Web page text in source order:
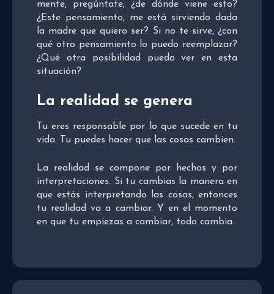
mente, pregúntate, ¿de dónde viene esto?
¿Este pensamiento, me está sirviendo dada
la madre que quiero ser? Si no te sirve, ¿con
qué otro pensamiento lo puedo reemplazar?
¿Qué otra posibilidad puedo ver en esta
situación?
La realidad se genera
Tu eres responsable por lo que sucede en tu
vida. Tu puedes hacer que las cosas cambien.
La realidad se compone por hechos y por
interpretaciones. Si tu cambias la manera en
que estás interpretando las cosas, entonces
tu realidad va a cambiar. Y en el momento
en que tu empiezas a cambiar, todo cambia.